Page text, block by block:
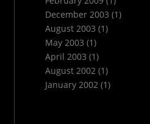
December 2003 (1)
August 2003 (1)
May 2003 (1)
April 2003 (1)
August 2002(1)
January 2002(1)